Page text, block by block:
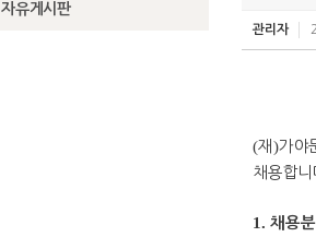
자유게시판
관리자
(재 )가야
채용합니
1. 채용